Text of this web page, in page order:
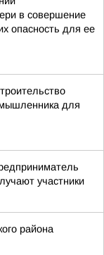
в совершение
опасность для ее
для
участники
района